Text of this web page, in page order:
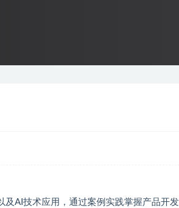
AI技术应用，通过案例实践掌握产品开发